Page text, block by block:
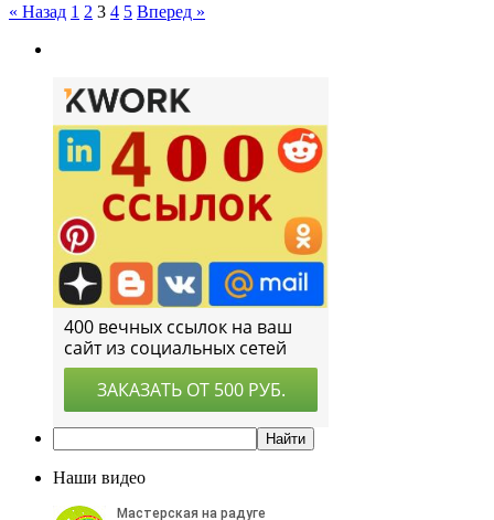
Пагинация
записей
« Назад 1 2 3 4 5 Вперед »
Наши видео